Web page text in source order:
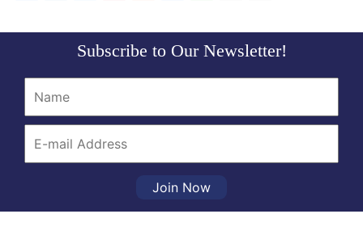
Subscribe to Our Newsletter!
Join Now